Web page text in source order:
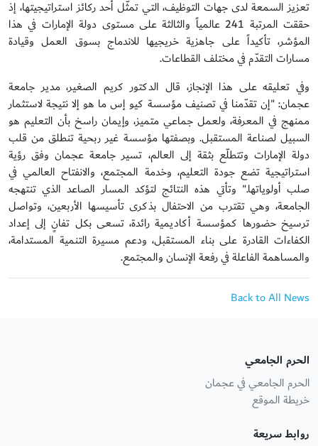
تعزيز السمعة لدى جهات التوظيف، التي تمثّل أحد ركائز استراتيجيتها، إذ
حققت المرتبة 241 عالمياً والثالثة على مستوى دولة الإمارات في هذا
المؤشر، تأكيداً على جاهزية خريجيها للاندماج بسوق العمل وقيادة
مسارات التقدّم في مختلف القطاعات.
وفي تعليقه على هذا الإنجاز، قال الدكتور كريم الصغير، مدير جامعة
عجمان: "إن تقدّمنا في تصنيف مؤسسة كيو إس ما هو إلا نتيجة لاستثمار
ممنهج في المعرفة، ولعمل جماعي متميز، وإيمان راسخ بأن التعليم هو
السبيل لصناعة المستقبل. وبصفتها مؤسسة غير ربحية تنطلق من قلب
دولة الإمارات وتتطلّع بثقة إلى العالم، تسير جامعة عجمان وفق رؤية
استراتيجية تضع جودة التعليم، وخدمة المجتمع، والانفتاح العالمي في
صلب أولوياتها." وتأتي هذه النتائج لتؤكد المسار الصاعد الذي تنتهجه
الجامعة، وهي تقترب من الاحتفال بذكرى تأسيسها الأربعين، وتواصل
ترسيخ حضورها كمؤسسة أكاديمية رائدة، تسعى بكل تفانٍ إلى إعداد
الكفاءات القادرة على بناء المستقبل، ودعم مسيرة التنمية المستدامة،
والمساهمة الفاعلة في رفعة الإنسان والمجتمع.
Back to All News
الحرم الجامعي
الحرم الجامعي في عجمان
خريطة الموقع
روابط سريعة